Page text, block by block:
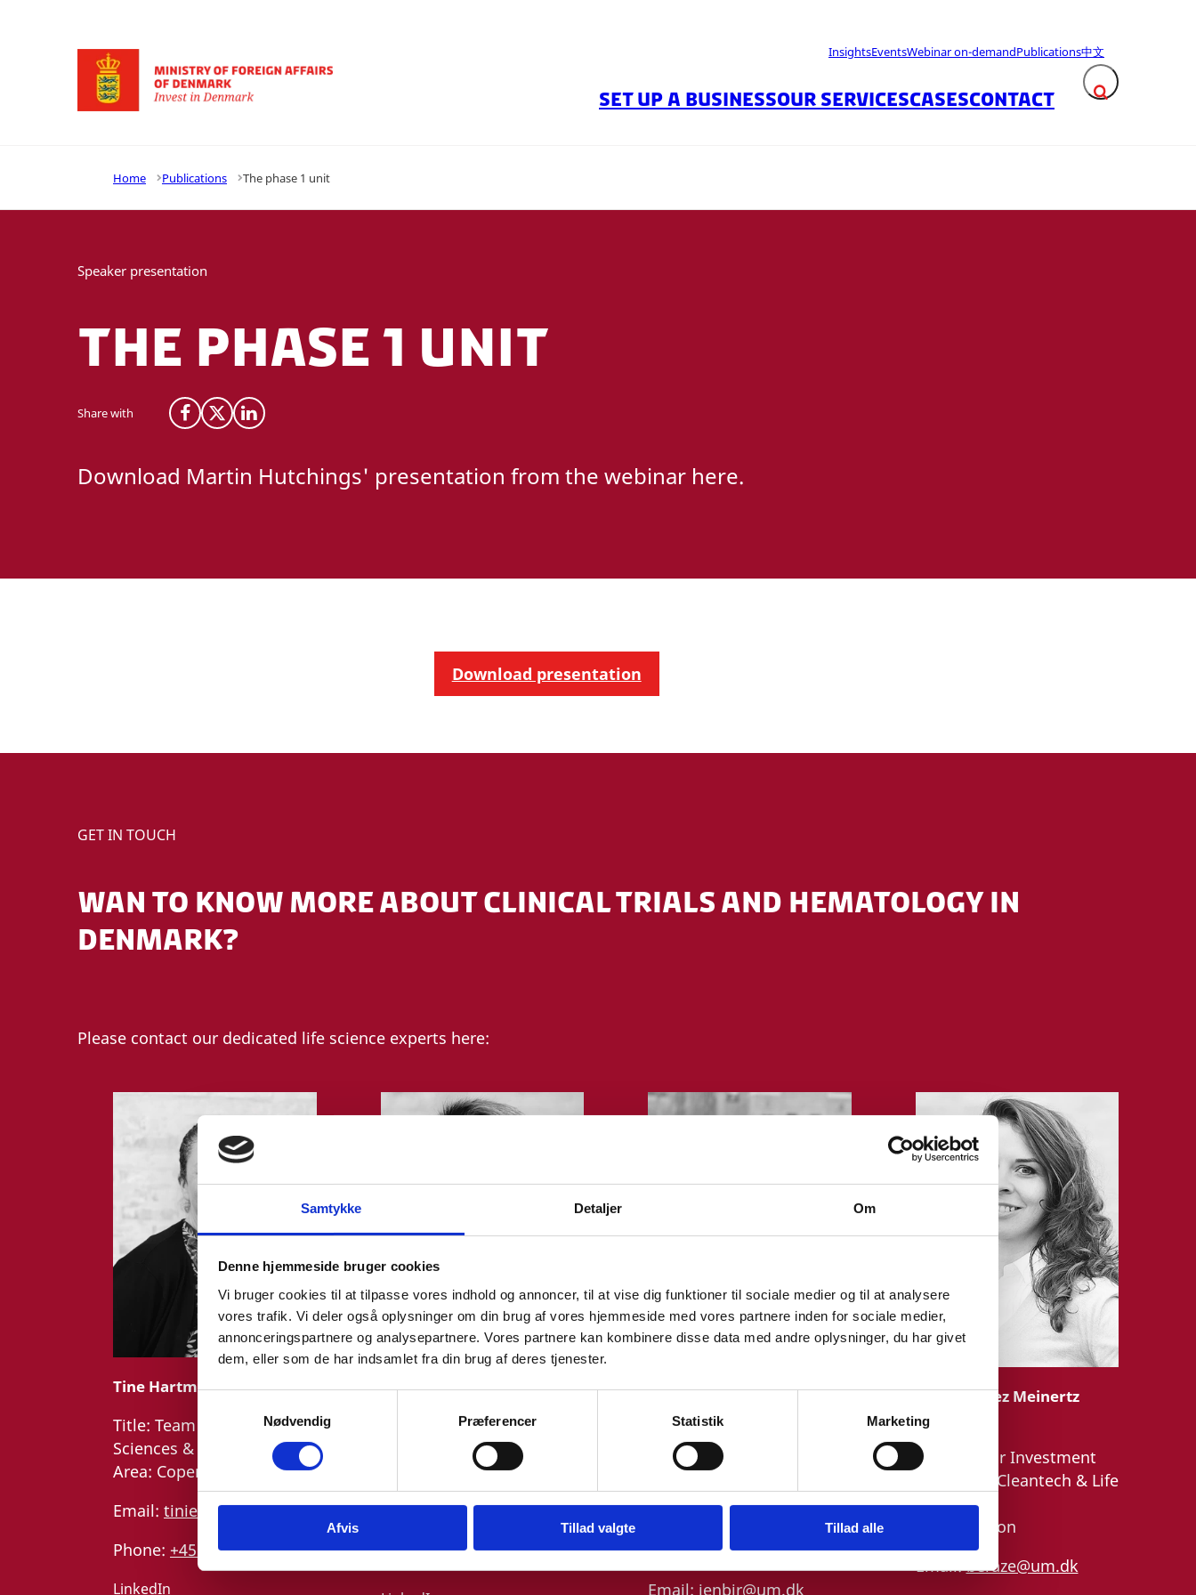
Samtykke Detaljer Om
Denne hjemmeside bruger cookies
Vi bruger cookies til at tilpasse vores indhold og annoncer, til at vise dig funktioner til sociale medier og til at analysere
vores trafik. Vi deler også oplysninger om din brug af vores hjemmeside med vores partnere inden for sociale medier,
annonceringspartnere og analysepartnere. Vores partnere kan kombinere disse data med andre oplysninger, du har givet
dem, eller som de har indsamlet fra din brug af deres tjenester.
v
Nødvendig Præferencer Statistik Marketing
Afvis Tillad valgte Tillad alle
Go to frontpage
InsightsEventsWebinar on-demandPublications中文
Expand search
SET UP A BUSINESSOUR SERVICESCASESCONTACT
Home Publications The phase 1 unit
Speaker presentation
The phase 1 unit
Share with Share on Facebook
Share on X (Twitter)
Share on LinkedIn
Download Martin Hutchings' presentation from the webinar here.
Download presentation
GET IN TOUCH
WAN TO KNOW MORE ABOUT CLINICAL TRIALS AND HEMATOLOGY IN
DENMARK?
Please contact our dedicated life science experts here:
Tine Hartmann Nielsen
Title: Team Leader - Life
Sciences & Food
Area: Copenhagen
Email: tiniel@um.dk
Phone: +45 3392 1350
LinkedIn
Rasmus Beedholm-Ebsen Jens Birk
North America & Senior
Sciences & Location
Area:New York
Email: jenbir@um.dk
Berit Chavez Meinertz
Azeri
Title:
Senior Investment
Manager - Cleantech & Life
Sciences
London
Email: beraze@um.dk